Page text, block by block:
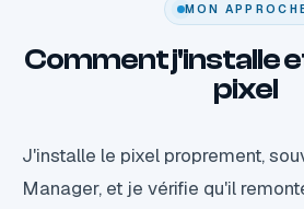
MON
Comment j'installe
pixel
J'installe le pixel proprement,
Manager, et je vérifie qu'il